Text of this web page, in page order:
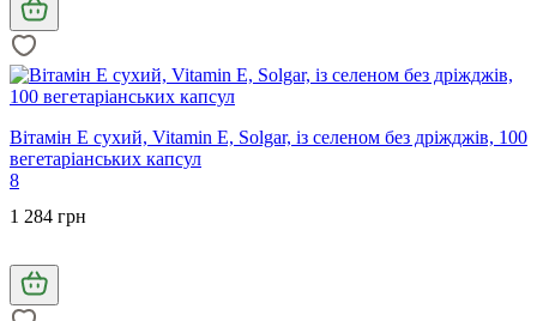
Вітамін Е сухий, Vitamin E, Solgar, із селеном без дріжджів, 100
вегетаріанських капсул
8
1 284 грн